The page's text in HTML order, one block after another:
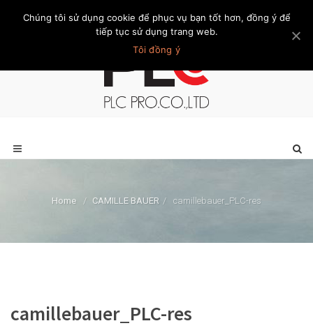
Trang chủ Giới thiệu Khách hàng Liên hệ Thành viên
Home / CAMILLE BAUER / camillebauer_PLC-res
camillebauer_PLC-res
Chúng tôi sử dụng cookie để phục vụ bạn tốt hơn, đồng ý để
tiếp tục sử dụng trang web.
Tôi đồng ý